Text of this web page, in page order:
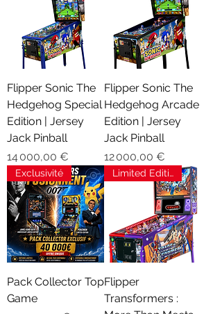
Flipper Sonic The
Hedgehog Special
Edition | Jersey
Jack Pinball
Prix
14 000,00 €
Flipper Sonic The
Hedgehog Arcade
Edition | Jersey
Jack Pinball
Prix
12 000,00 €
Exclusivité
Pack Collector Top
Game
Limited Edition
Flipper
Transformers :